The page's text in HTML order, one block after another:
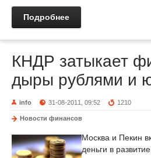
Подробнее
КНДР затыкает
дыры рублями и
info 31-08-2011, 09:52 1210
Новости финансов
Москва и Пекин
деньги в